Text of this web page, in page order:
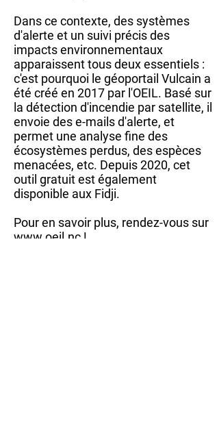
Dans ce contexte, des systèmes
d'alerte et un suivi précis des
impacts environnementaux
apparaissent tous deux essentiels :
c'est pourquoi le géoportail Vulcain a
été créé en 2017 par l'OEIL. Basé sur
la détection d'incendie par satellite, il
envoie des e-mails d'alerte, et
permet une analyse fine des
écosystèmes perdus, des espèces
menacées, etc. Depuis 2020, cet
outil gratuit est également
disponible aux Fidji.
Pour en savoir plus, rendez-vous sur
www.oeil.nc !